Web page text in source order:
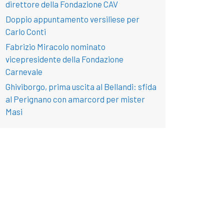
direttore della Fondazione CAV
Doppio appuntamento versiliese per
Carlo Conti
Fabrizio Miracolo nominato
vicepresidente della Fondazione
Carnevale
Ghiviborgo, prima uscita al Bellandi: sfida
al Perignano con amarcord per mister
Masi